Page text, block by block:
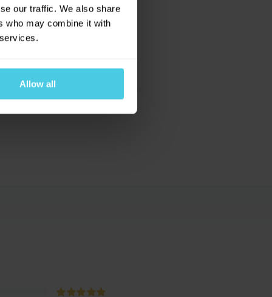
our traffic. We also share
who may combine it with
Allow all